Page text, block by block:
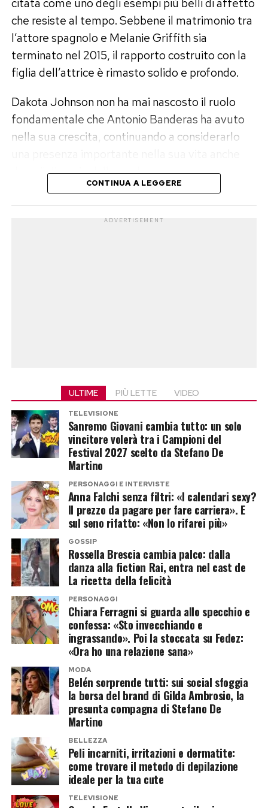
interessato.
Giovanni aspetta il falò
Nel frattempo, all’interno del villaggio,
Giovanni Grazioso
ha chiesto per la terza volta
il falò di confronto anticipato con Sabrina,
manifestando l’intenzione di mettere fine alla
deciderà ancora una volta di rinviarlo, lasciando
questa edizione diTemptation Island
citata come uno degli esempi più belli di affetto
che resiste al tempo. Sebbene il matrimonio tra
l’attore spagnolo e Melanie Griffith sia
terminato nel 2015, il rapporto costruito con la
figlia dell’attrice è rimasto solido e profondo.
Dakota Johnson non ha mai nascosto il ruolo
fondamentale che Antonio Banderas ha avuto
nella sua crescita, continuando a considerarlo
dopo il divorzio dalla madre.
Un rapporto nato quando Dakota
che è andato ben oltre quello formale tra
patrigno e figliastra.
Il soprannome che racconta tutto
Ancora oggi Dakota Johnson chiama Antonio
Banderas con un soprannome affettuoso:
“Paponio”. Un nomignolo che sintetizza il
legame speciale rimasto immutato nonostante
la fine del matrimonio tra Banderas e Melanie
Griffith.
In più occasioni entrambi hanno parlato
pubblicamente dell’affetto che li unisce,
sottolineando come il divorzio non abbia
cambiato il rapporto costruito negli anni.
Un affetto rimasto intatto nel
tempo
La separazione tra Antonio Banderas e Melanie
Griffith, avvenuta nel 2015, non ha mai incrinato
il rapporto con Dakota Johnson. L’attrice ha
continuato a considerare il protagonista
spagnolo una delle persone più importanti della
sua vita, mentre Banderas ha più volte espresso
CONTINUA A LEGGERE
ADVERTISEMENT
ULTIME PIÙ LETTE VIDEO
TELEVISIONE
Sanremo Giovani cambia tutto: un solo
vincitore volerà tra i Campioni del
Festival 2027 scelto da Stefano De
Martino
PERSONAGGI E INTERVISTE
Anna Falchi senza filtri: «I calendari sexy?
Il prezzo da pagare per fare carriera». E
sul seno rifatto: «Non lo rifarei più»
GOSSIP
Rossella Brescia cambia palco: dalla
danza alla fiction Rai, entra nel cast de
La ricetta della felicità
PERSONAGGI
Chiara Ferragni si guarda allo specchio e
confessa: «Sto invecchiando e
ingrassando». Poi la stoccata su Fedez:
«Ora ho una relazione sana»
MODA
Belén sorprende tutti: sui social sfoggia
la borsa del brand di Gilda Ambrosio, la
presunta compagna di Stefano De
Martino
BELLEZZA
Peli incarniti, irritazioni e dermatite:
come trovare il metodo di depilazione
ideale per la tua cute
TELEVISIONE